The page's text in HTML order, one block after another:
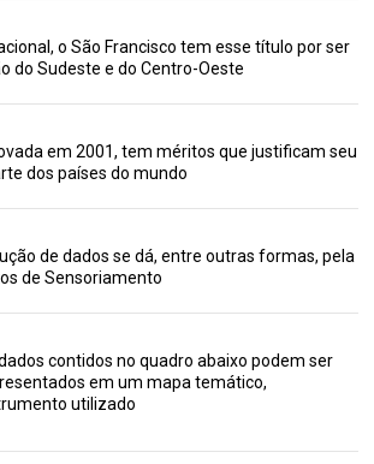
o São Francisco tem esse título por ser
do Sudeste e do Centro-Oeste
em 2001, tem méritos que justificam seu
dos países do mundo
de dados se dá, entre outras formas, pela
de Sensoriamento
contidos no quadro abaixo podem ser
em um mapa temático,
utilizado